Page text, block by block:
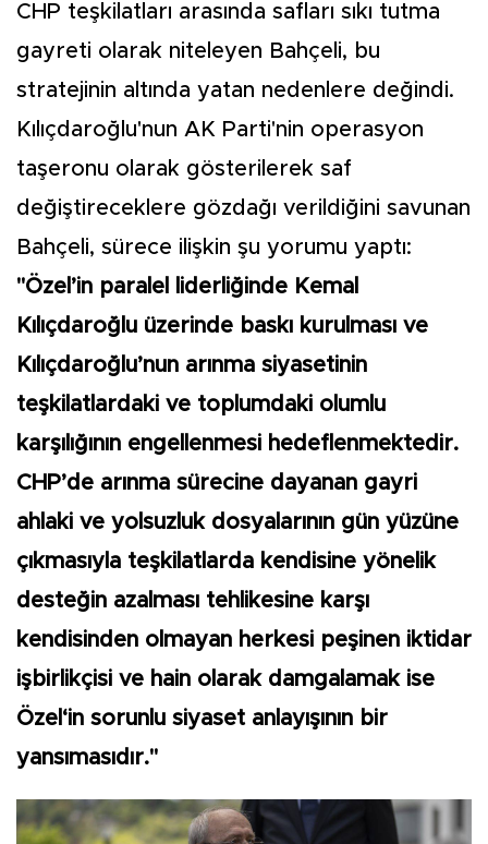
CHP teşkilatları arasında safları sıkı tutma
gayreti olarak niteleyen Bahçeli, bu
stratejinin altında yatan nedenlere değindi.
Kılıçdaroğlu'nun AK Parti'nin operasyon
taşeronu olarak gösterilerek saf
değiştireceklere gözdağı verildiğini savunan
Bahçeli, sürece ilişkin şu yorumu yaptı:
"Özel’in paralel liderliğinde Kemal
Kılıçdaroğlu üzerinde baskı kurulması ve
Kılıçdaroğlu’nun arınma siyasetinin
teşkilatlardaki ve toplumdaki olumlu
karşılığının engellenmesi hedeflenmektedir.
CHP’de arınma sürecine dayanan gayri
ahlaki ve yolsuzluk dosyalarının gün yüzüne
çıkmasıyla teşkilatlarda kendisine yönelik
desteğin azalması tehlikesine karşı
kendisinden olmayan herkesi peşinen iktidar
işbirlikçisi ve hain olarak damgalamak ise
Özel‘in sorunlu siyaset anlayışının bir
yansımasıdır."